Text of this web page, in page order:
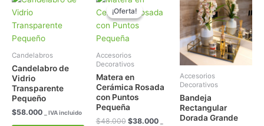
Candelabros
Candelabro de
Vidrio
Transparente
Pequeño
$58.000 _ IVA incluido
¡Oferta!
¡Oferta!
Accesorios
Decorativos
Matera en
Cerámica Rosada
con Puntos
Pequeña
$48.000
precio
original
era:
$48.000.
$38.000
actual
$38.000.
Accesorios
Decorativos
Bandeja
Rectangular
Dorada Grande